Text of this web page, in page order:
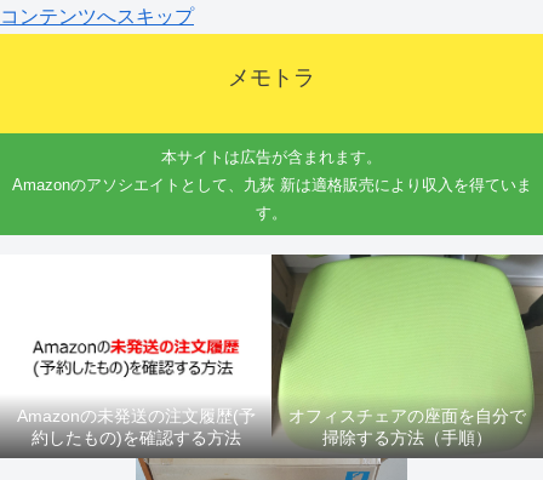
コンテンツへスキップ
メモトラ
本サイトは広告が含まれます。
Amazonのアソシエイトとして、九荻 新は適格販売により収入を得ていま
す。
Amazonの未発送の注文履歴(予
約したもの)を確認する方法
オフィスチェアの座面を自分で
掃除する方法（手順）